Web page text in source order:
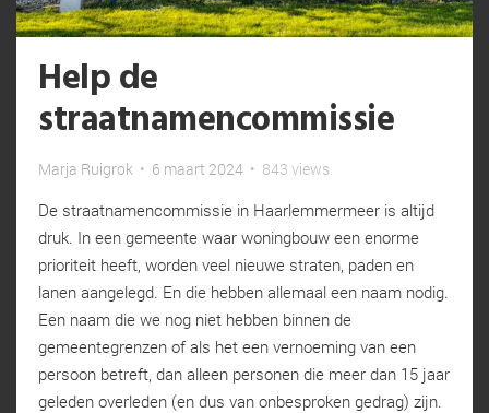
Help de
straatnamencommissie
Marja Ruigrok • 6 maart 2024 • 843 views
De straatnamencommissie in Haarlemmermeer is altijd
druk. In een gemeente waar woningbouw een enorme
prioriteit heeft, worden veel nieuwe straten, paden en
lanen aangelegd. En die hebben allemaal een naam nodig.
Een naam die we nog niet hebben binnen de
gemeentegrenzen of als het een vernoeming van een
persoon betreft, dan alleen personen die meer dan 15 jaar
geleden overleden (en dus van onbesproken gedrag) zijn.